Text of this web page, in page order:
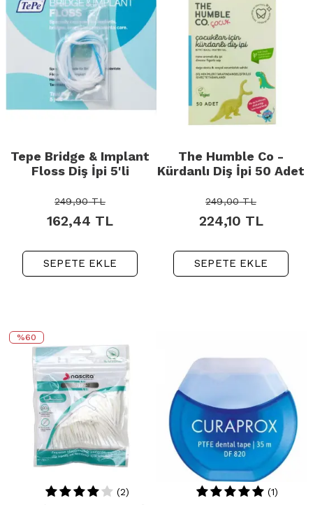
Tepe Bridge & Implant
Floss Diş İpi 5'li
249,90TL
162,44 TL
SEPETE EKLE
The Humble Co -
Kürdanlı Diş İpi 50 Adet
249,00TL
224,10 TL
SEPETE EKLE
%60
(2) (1)